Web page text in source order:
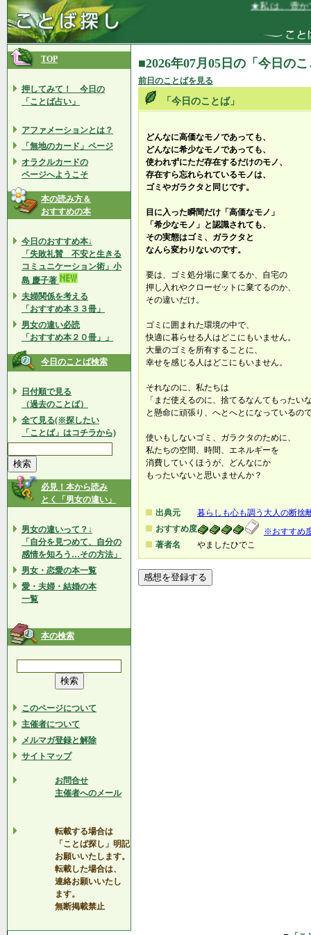
★私は、豊かで
TOP
押してみて！ 今日の
「ことば占い」
アファメーションとは？
「無地のカード」ページ
オラクルカードの
ページへようこそ
本の読み方＆
おすすめの本
今日のおすすめ本↓
「失敗礼賛 不安と生きる
コミュニケーション術」小
島 慶子著
夫婦関係を考える
「おすすめ本３３冊」
男女の違い必読
「おすすめ本２０冊」」
今日のことば検索
日付順で見る
（過去のことば）
全て見る(※探したい
「ことば」はコチラから)
必見！本から読み
とく「男女の違い」
男女の違いって？↓
「自分を見つめて、自分の
感情を知ろう…その方法」
男女・恋愛の本一覧
愛・夫婦・結婚の本
一覧
本の検索
このページについて
主催者について
メルマガ登録と解除
サイトマップ
お問合せ
主催者へのメール
転載する場合は
「ことば探し」明記
お願いいたします。
転載した場合は、
連絡お願いいたし
ます。
無断掲載禁止
■2026年07月05日の「今日の
前日のことばを見る
「今日のことば」
どんなに高価なモノであっても、
どんなに希少なモノであっても、
使われずにただ存在するだけのモノ、
存在すら忘れられているモノは、
ゴミやガラクタと同じです。
目に入った瞬間だけ「高価なモノ」
「希少なモノ」と認識されても、
その実態はゴミ、ガラクタと
なんら変わりないのです。
要は、ゴミ処分場に棄てるか、自宅の
押し入れやクローゼットに棄てるのか、
その違いだけ。
ゴミに囲まれた環境の中で、
快適に暮らせる人はどこにもいません。
大量のゴミを所有することに、
幸せを感じる人はどこにもいません。
それなのに、私たちは
「まだ使えるのに、捨てるなんてもったい
と懸命に頑張り、へとへとになっているの
使いもしないゴミ、ガラクタのために、
私たちの空間、時間、エネルギーを
消費していくほうが、どんなにか
もったいないと思いませんか？
出典元
暮らしも心も調う大人の断捨
おすすめ度
※おすすめ
著者名
やましたひでこ